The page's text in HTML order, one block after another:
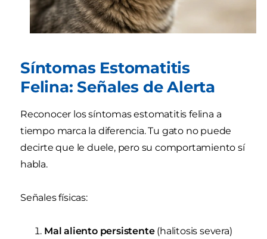
Síntomas Estomatitis
Felina: Señales de Alerta
Reconocer los síntomas estomatitis felina a
tiempo marca la diferencia. Tu gato no puede
decirte que le duele, pero su comportamiento sí
habla.
Señales físicas:
Mal aliento persistente (halitosis severa)